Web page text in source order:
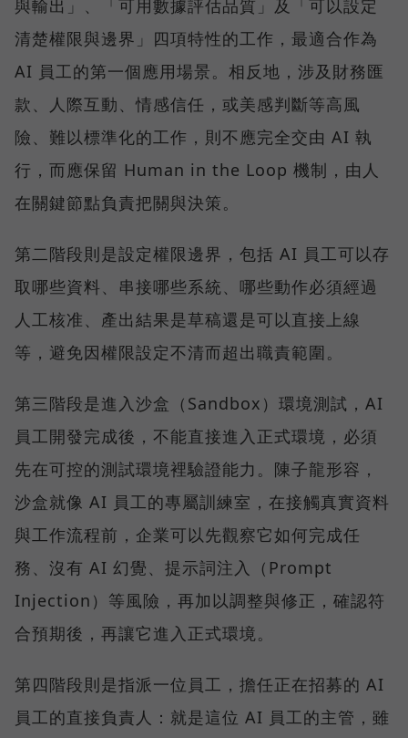
與輸出」、「可用數據評估品質」及「可以設定
清楚權限與邊界」四項特性的工作，最適合作為
AI 員工的第一個應用場景。相反地，涉及財務匯
款、人際互動、情感信任，或美感判斷等高風
險、難以標準化的工作，則不應完全交由 AI 執
行，而應保留 Human in the Loop 機制，由人
在關鍵節點負責把關與決策。
第二階段則是設定權限邊界，包括 AI 員工可以存
取哪些資料、串接哪些系統、哪些動作必須經過
人工核准、產出結果是草稿還是可以直接上線
等，避免因權限設定不清而超出職責範圍。
第三階段是進入沙盒（Sandbox）環境測試，AI
員工開發完成後，不能直接進入正式環境，必須
先在可控的測試環境裡驗證能力。陳子龍形容，
沙盒就像 AI 員工的專屬訓練室，在接觸真實資料
與工作流程前，企業可以先觀察它如何完成任
務、沒有 AI 幻覺、提示詞注入（Prompt
Injection）等風險，再加以調整與修正，確認符
合預期後，再讓它進入正式環境。
第四階段則是指派一位員工，擔任正在招募的 AI
員工的直接負責人：就是這位 AI 員工的主管，雖